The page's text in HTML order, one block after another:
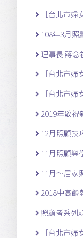
［台北市婦
108年3月照
理事長 蔣念
［台北市婦
［台北市婦
2019年敬祝
12月照顧技
11月照顧樂
11月～居家
2018中高齡
照顧者系列
［台北市婦